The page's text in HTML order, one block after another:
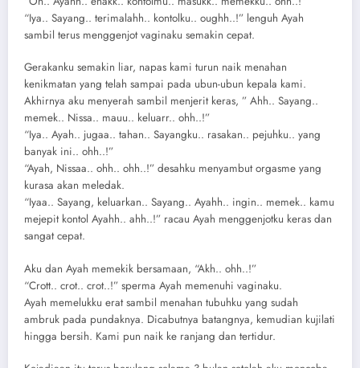
“Iya.. Sayang.. terimalahh.. kontolku.. oughh..!” lenguh Ayah
sambil terus menggenjot vaginaku semakin cepat.
Gerakanku semakin liar, napas kami turun naik menahan
kenikmatan yang telah sampai pada ubun-ubun kepala kami.
Akhirnya aku menyerah sambil menjerit keras, ” Ahh.. Sayang..
memek.. Nissa.. mauu.. keluarr.. ohh..!”
“Iya.. Ayah.. jugaa.. tahan.. Sayangku.. rasakan.. pejuhku.. yang
banyak ini.. ohh..!”
“Ayah, Nissaa.. ohh.. ohh..!” desahku menyambut orgasme yang
kurasa akan meledak.
“Iyaa.. Sayang, keluarkan.. Sayang.. Ayahh.. ingin.. memek.. kamu
mejepit kontol Ayahh.. ahh..!” racau Ayah menggenjotku keras dan
sangat cepat.
Aku dan Ayah memekik bersamaan, “Akh.. ohh..!”
“Crott.. crot.. crot..!” sperma Ayah memenuhi vaginaku.
Ayah memelukku erat sambil menahan tubuhku yang sudah
ambruk pada pundaknya. Dicabutnya batangnya, kemudian kujilati
hingga bersih. Kami pun naik ke ranjang dan tertidur.